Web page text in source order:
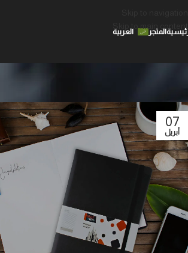
Skip to main content
المتجر العربية
07
أبريل